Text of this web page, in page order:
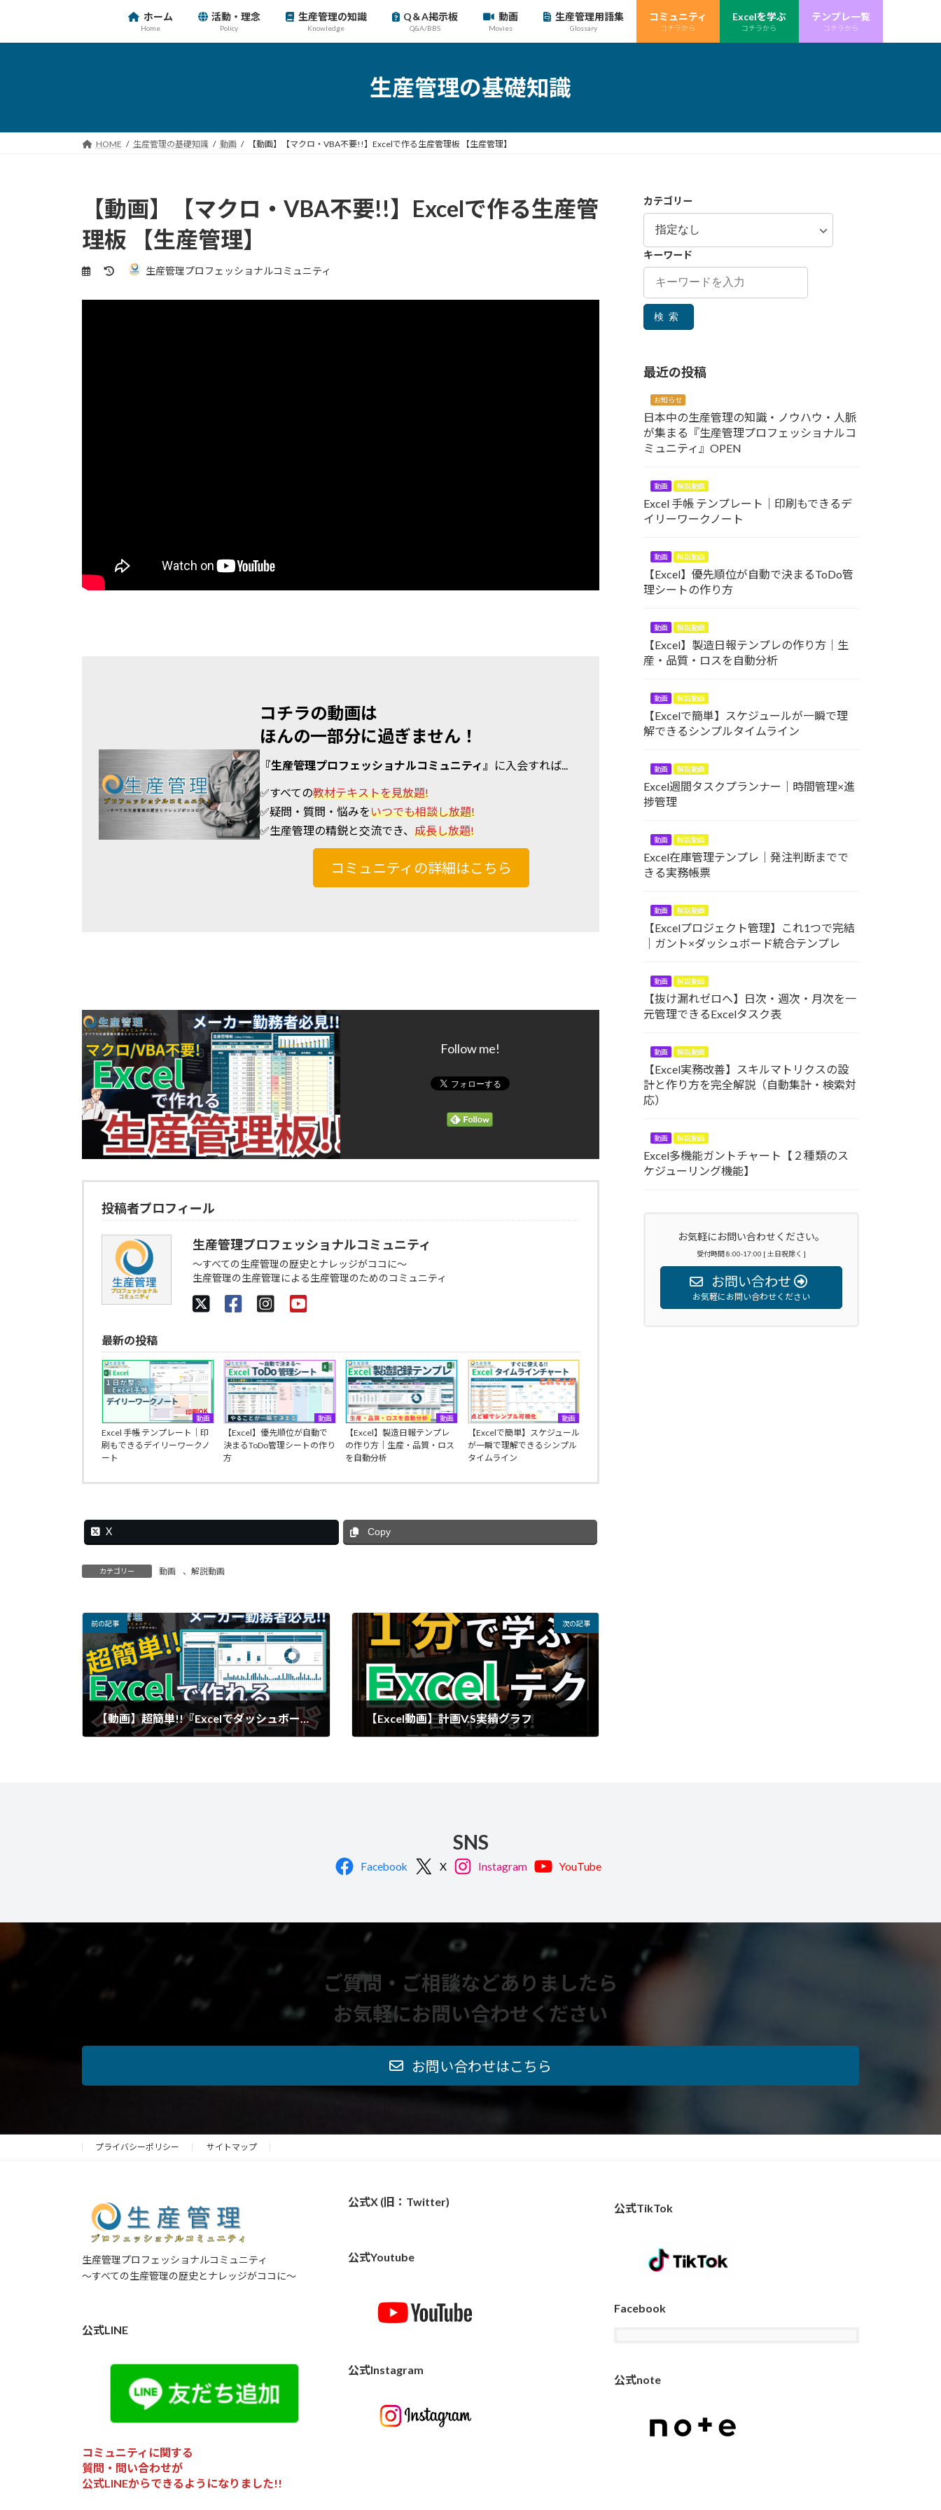
テ
ゲ
ホーム
Home
活動・理念
Policy
生産管理の知識
Knowledge
Q＆A掲示板
Q&A/BBS
動画
Movies
生産管理用語集
Glossary
コミュニティ
コチラから
Excelを学ぶ
コチラから
テンプレ一覧
コチラから
生産管理の基礎知識
HOME 生産管理の基礎知識 動画 【動画】【マクロ・VBA不要!!】Excelで作る生産管理板 【生産管理】
【動画】【マクロ・VBA不要!!】Excelで作る生産管
理板 【生産管理】
生産管理プロフェッショナルコミュニティ
コチラの動画は
ほんの一部分に過ぎません！
『生産管理プロフェッショナルコミュニティ』 に入会すれば...
✅すべての教材テキストを見放題!
✅疑問・質問・悩みをいつでも相談し放題!
✅生産管理の精鋭と交流でき、成長し放題!
コミュニティの詳細はこちら
Follow me!
投稿者プロフィール
生産管理プロフェッショナルコミュニティ
～すべての生産管理の歴史とナレッジがココに～
生産管理の生産管理による生産管理のためのコミュニティ
最新の投稿
動画
Excel 手帳 テンプレート｜印
刷もできるデイリーワークノ
ート
動画
【Excel】優先順位が自動で
決まるToDo管理シートの作り
方
動画
【Excel】製造日報テンプレ
の作り方｜生産・品質・ロス
を自動分析
動画
【Excelで簡単】スケジュール
が一瞬で理解できるシンプル
タイムライン
X Copy
カテゴリー 動画 、 解説動画
前の記事
【動画】超簡単!!『Excelでダッシュボード』【生産管理】
次の記事
【Excel動画】計画V.S実績グラフ
カテゴリー
キーワード
検索
最近の投稿
お知らせ
日本中の生産管理の知識・ノウハウ・人脈
が集まる『生産管理プロフェッショナルコ
ミュニティ』OPEN
動画 解説動画
Excel 手帳 テンプレート｜印刷もできるデ
イリーワークノート
動画 解説動画
【Excel】優先順位が自動で決まるToDo管
理シートの作り方
動画 解説動画
【Excel】製造日報テンプレの作り方｜生
産・品質・ロスを自動分析
動画 解説動画
【Excelで簡単】スケジュールが一瞬で理
解できるシンプルタイムライン
動画 解説動画
Excel週間タスクプランナー｜時間管理×進
捗管理
動画 解説動画
Excel在庫管理テンプレ｜発注判断までで
きる実務帳票
動画 解説動画
【Excelプロジェクト管理】これ1つで完結
｜ガント×ダッシュボード統合テンプレ
動画 解説動画
【抜け漏れゼロへ】日次・週次・月次を一
元管理できるExcelタスク表
動画 解説動画
【Excel実務改善】スキルマトリクスの設
計と作り方を完全解説（自動集計・検索対
応）
動画 解説動画
Excel多機能ガントチャート【２種類のス
ケジューリング機能】
お気軽にお問い合わせください。
受付時間 8:00-17:00 [ 土日祝除く ]
お問い合わせ
お気軽にお問い合わせください
SNS
Facebook X Instagram YouTube
ご質問・ご相談などありましたら
お気軽にお問い合わせください
お問い合わせはこちら
プライバシーポリシー サイトマップ
生産管理プロフェッショナルコミュニティ
～すべての生産管理の歴史とナレッジがココに～
公式LINE
コミュニティに関する
質問・問い合わせが
公式LINEからできるようになりました!!
公式X (旧：Twitter)
公式Youtube
公式Instagram
公式TikTok
Facebook
公式note